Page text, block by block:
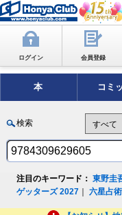
ログイン 会員登録
本 コミ
検索
注目のキーワード： 東野圭
ゲッターズ 2027 ｜六星占